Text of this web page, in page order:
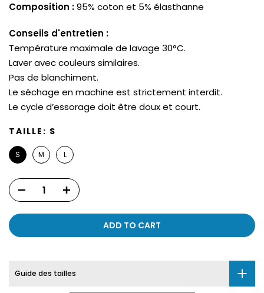
Composition :95% coton et 5% élasthanne
Conseils d'entretien :
Température maximale de lavage 30°C.
Laver avec couleurs similaires.
Pas de blanchiment.
Le séchage en machine est strictement interdit.
Le cycle d’essorage doit être doux et court.
TAILLE: S
S M L
ADD TO CART
Guide des tailles